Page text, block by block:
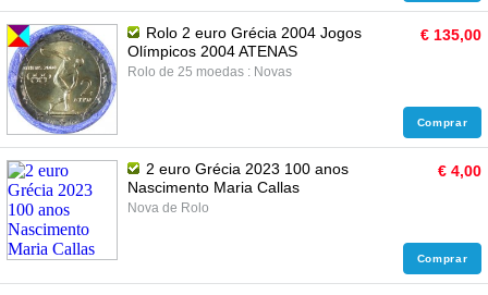
Rolo 2 euro Grécia 2004 Jogos
Olímpicos 2004 ATENAS
Rolo de 25 moedas : Novas
€ 135,00
Comprar
2 euro Grécia 2023 100 anos
Nascimento Maria Callas
Nova de Rolo
€ 4,00
Comprar